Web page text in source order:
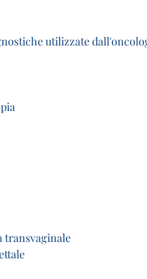
utilizzate
transvaginale